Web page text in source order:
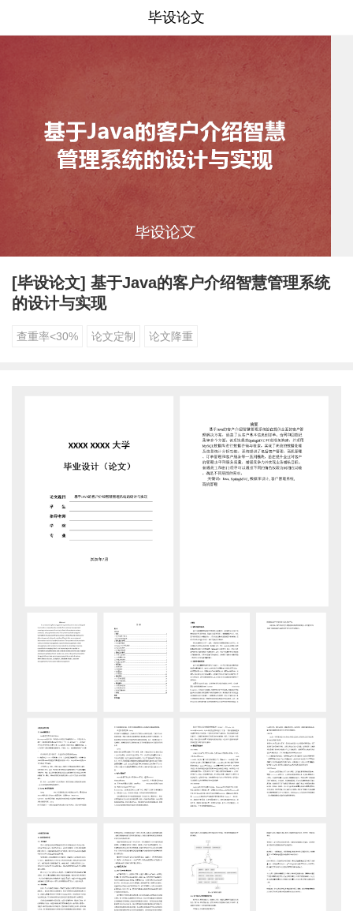
毕设论文
[毕设论文] 基于Java的客户介绍智慧管理系统
的设计与实现
查重率<30% 论文定制 论文降重